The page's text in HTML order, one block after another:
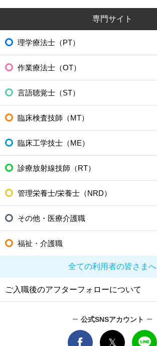
専門サイト
理学療法士（PT）
作業療法士（OT）
言語聴覚士（ST）
臨床検査技師（MT）
臨床工学技士（ME）
診療放射線技師（RT）
管理栄養士/栄養士（NRD）
その他・医療介護職
福祉・介護職
全ての利用者の皆さまへ
ご入職後のアフターフォローについて
公式SNSアカウント